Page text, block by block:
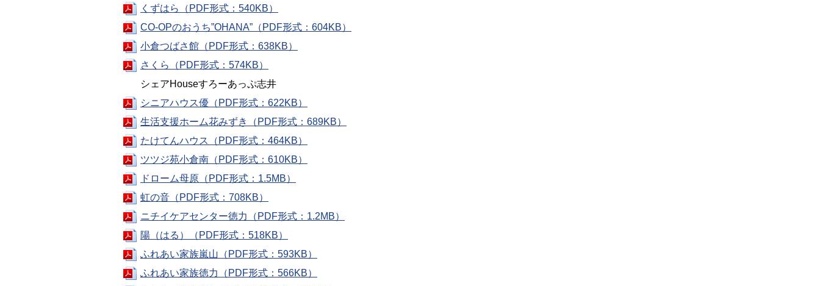
くずはら（PDF形式：540KB）
CO-OPのおうち”OHANA”（PDF形式：604KB）
小倉つばさ館（PDF形式：638KB）
さくら（PDF形式：574KB）
シェアHouseすろーあっぷ志井
シニアハウス優（PDF形式：622KB）
生活支援ホーム花みずき（PDF形式：689KB）
たけてんハウス（PDF形式：464KB）
ツツジ苑小倉南（PDF形式：610KB）
ドローム母原（PDF形式：1.5MB）
虹の音（PDF形式：708KB）
ニチイケアセンター徳力（PDF形式：1.2MB）
陽（はる）（PDF形式：518KB）
ふれあい家族嵐山（PDF形式：593KB）
ふれあい家族徳力（PDF形式：566KB）